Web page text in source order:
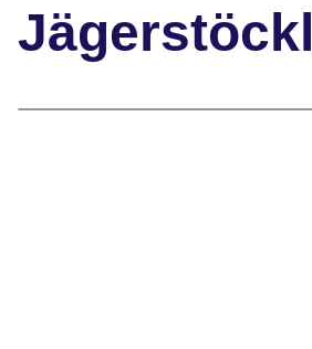
Jägerstöckl